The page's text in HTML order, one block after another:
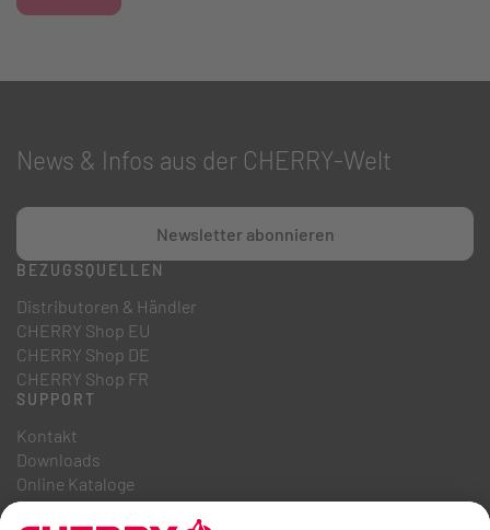
News & Infos aus der CHERRY-Welt
Newsletter abonnieren
BEZUGSQUELLEN
Distributoren & Händler
CHERRY Shop EU
CHERRY Shop DE
CHERRY Shop FR
SUPPORT
Kontakt
Downloads
Online Kataloge
FAQ